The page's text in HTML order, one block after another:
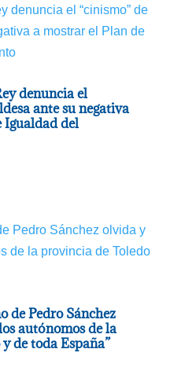
denuncia el
ante su negativa
Igualdad del
de Pedro Sánchez
autónomos de la
de toda España”